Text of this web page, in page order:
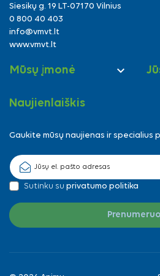
Siesikų g. 19 LT-07170 Vilnius
0 800 40 403
info@vmvt.lt
www.vmvt.lt
Mūsų įmonė 
Naujienlaiškis
Gaukite mūsų naujienas ir specialius
Sutinku su privatumo politika